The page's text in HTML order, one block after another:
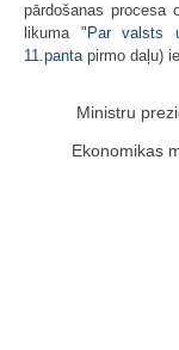
pārdošanas procesa
likuma " Par valsts
11.panta pirmo daļu)
Ministru
Ekonomikas